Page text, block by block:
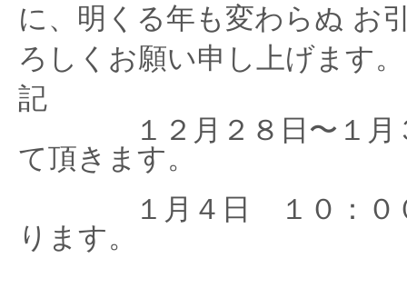
に、明くる年も変わらぬ お
ろしくお願い申し上げます。
記
１２月２８日〜１月３
て頂きます。
１月４日 １０：００
ります。